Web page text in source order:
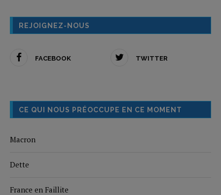
REJOIGNEZ-NOUS
FACEBOOK TWITTER
CE QUI NOUS PRÉOCCUPE EN CE MOMENT
Macron
Dette
France en Faillite